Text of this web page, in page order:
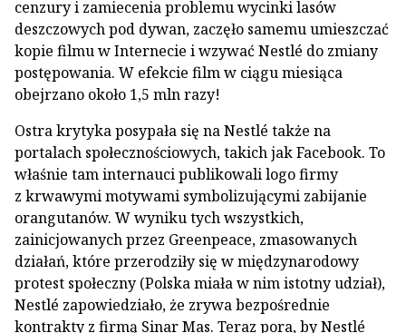
cenzury i zamiecenia problemu wycinki lasów
deszczowych pod dywan, zaczęło samemu umieszczać
kopie filmu w Internecie i wzywać Nestlé do zmiany
postępowania. W efekcie film w ciągu miesiąca
obejrzano około 1,5 mln razy!
Ostra krytyka posypała się na Nestlé także na
portalach społecznościowych, takich jak Facebook. To
właśnie tam internauci publikowali logo firmy
z krwawymi motywami symbolizującymi zabijanie
orangutanów. W wyniku tych wszystkich,
zainicjowanych przez Greenpeace, zmasowanych
działań, które przerodziły się w międzynarodowy
protest społeczny (Polska miała w nim istotny udział),
Nestlé zapowiedziało, że zrywa bezpośrednie
kontrakty z firmą Sinar Mas. Teraz pora, by Nestlé